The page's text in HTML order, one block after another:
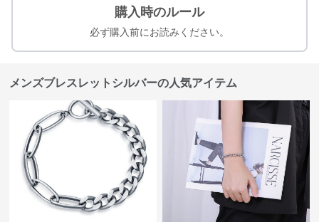
購入時のルール
必ず購入前にお読みください。
メンズブレスレットシルバーの人気アイテム